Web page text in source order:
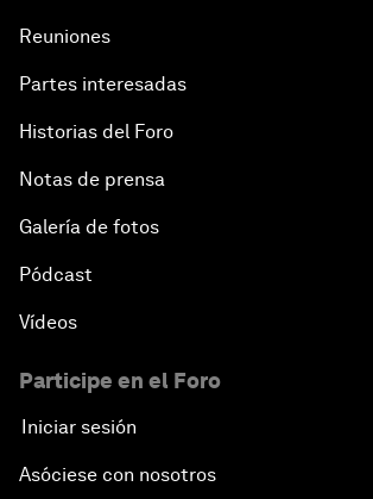
Reuniones
Partes interesadas
Historias del Foro
Notas de prensa
Galería de fotos
Pódcast
Vídeos
Participe en el Foro
Iniciar sesión
Asóciese con nosotros